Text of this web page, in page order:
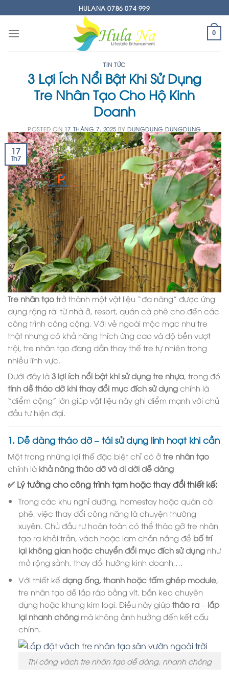
to
content
HULANA 0786 074 999
0
TIN TỨC
3 Lợi Ích Nổi Bật Khi Sử Dụng
Tre Nhân Tạo Cho Hộ Kinh
Doanh
POSTED ON 17 THÁNG 7, 2025 BYDUNGDUNG DUNGDUNG
17
Th7
Tre nhân tạo trở thành một vật liệu “đa năng” được ứng
dụng rộng rãi từ nhà ở, resort, quán cà phê cho đến các
công trình công cộng. Với vẻ ngoài mộc mạc như tre
thật nhưng có khả năng thích ứng cao và độ bền vượt
trội, tre nhân tạo đang dần thay thế tre tự nhiên trong
nhiều lĩnh vực.
Dưới đây là 3 lợi ích nổi bật khi sử dụng tre nhựa , trong đó
tính dễ tháo dỡ khi thay đổi mục đích sử dụng chính là
“điểm cộng” lớn giúp vật liệu này ghi điểm mạnh với chủ
đầu tư hiện đại.
1. Dễ dàng tháo dỡ – tái sử dụng linh hoạt khi cần
Một trong những lợi thế đặc biệt chỉ có ở tre nhân tạo
chính là khả năng tháo dỡ và di dời dễ dàng
✅ Lý tưởng cho công trình tạm hoặc thay đổi thiết kế:
Trong các khu nghỉ dưỡng, homestay hoặc quán cà
phê, việc thay đổi công năng là chuyện thường
xuyên. Chủ đầu tư hoàn toàn có thể tháo gỡ tre nhân
tạo ra khỏi trần, vách hoặc lam chắn nắng để bố trí
lại không gian hoặc chuyển đổi mục đích sử dụngnhư
mở rộng sảnh, thay đổi hướng kinh doanh,…
Với thiết kế dạng ống, thanh hoặc tấm ghép module,
tre nhân tạo dễ lắp ráp bằng vít, bắn keo chuyên
dụng hoặc khung kim loại. Điều này giúp tháo ra – lắp
lại nhanh chóngmà không ảnh hưởng đến kết cấu
chính.
Thi công vách tre nhân tạo dễ dàng, nhanh chóng